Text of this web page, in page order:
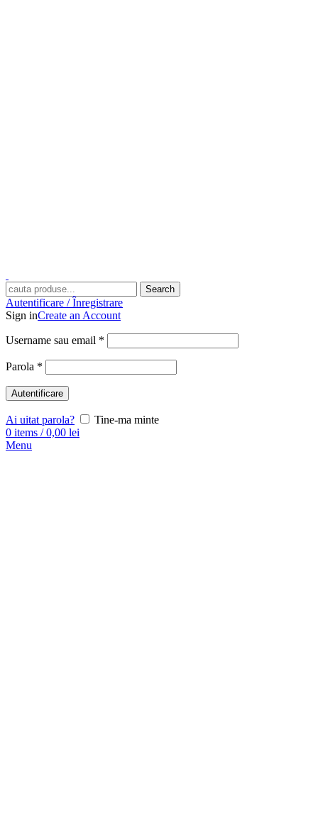
Search
Autentificare / Înregistrare
Sign inCreate an Account
Username sau email *
Parola *
Autentificare
Ai uitat parola?
Tine-ma minte
0 items / 0,00 lei
Menu